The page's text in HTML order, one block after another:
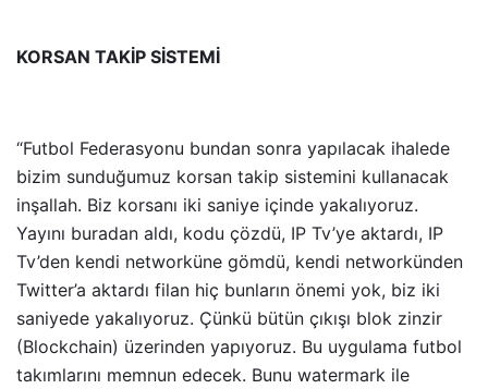
KORSAN TAKİP SİSTEMİ
“Futbol Federasyonu bundan sonra yapılacak ihalede
bizim sunduğumuz korsan takip sistemini kullanacak
inşallah. Biz korsanı iki saniye içinde yakalıyoruz.
Yayını buradan aldı, kodu çözdü, IP Tv’ye aktardı, IP
Tv’den kendi networküne gömdü, kendi networkünden
Twitter’a aktardı filan hiç bunların önemi yok, biz iki
saniyede yakalıyoruz. Çünkü bütün çıkışı blok zinzir
(Blockchain) üzerinden yapıyoruz. Bu uygulama futbol
takımlarını memnun edecek. Bunu watermark ile